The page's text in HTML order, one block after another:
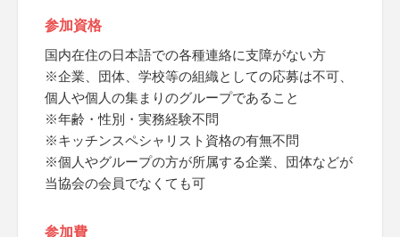
参加資格
国内在住の日本語での各種連絡に支障がない方
※企業、団体、学校等の組織としての応募は不可、
個人や個人の集まりのグループであること
※年齢・性別・実務経験不問
※キッチンスペシャリスト資格の有無不問
※個人やグループの方が所属する企業、団体などが
当協会の会員でなくても可
参加費